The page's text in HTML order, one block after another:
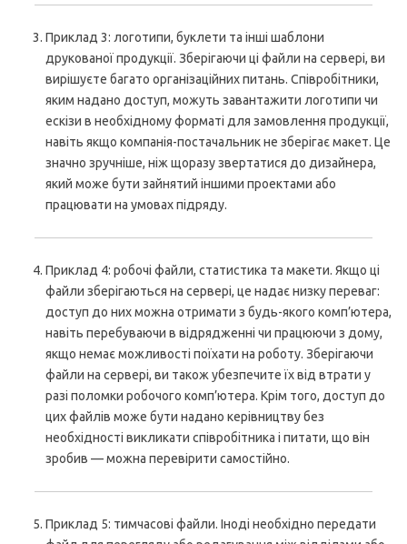
Приклад 3: логотипи, буклети та інші шаблони
друкованої продукції. Зберігаючи ці файли на сервері, ви
вирішуєте багато організаційних питань. Співробітники,
яким надано доступ, можуть завантажити логотипи чи
ескізи в необхідному форматі для замовлення продукції,
навіть якщо компанія-постачальник не зберігає макет. Це
значно зручніше, ніж щоразу звертатися до дизайнера,
який може бути зайнятий іншими проектами або
працювати на умовах підряду.
Приклад 4: робочі файли, статистика та макети. Якщо ці
файли зберігаються на сервері, це надає низку переваг:
доступ до них можна отримати з будь-якого комп’ютера,
навіть перебуваючи в відрядженні чи працюючи з дому,
якщо немає можливості поїхати на роботу. Зберігаючи
файли на сервері, ви також убезпечите їх від втрати у
разі поломки робочого комп’ютера. Крім того, доступ до
цих файлів може бути надано керівництву без
необхідності викликати співробітника і питати, що він
зробив — можна перевірити самостійно.
Приклад 5: тимчасові файли. Іноді необхідно передати